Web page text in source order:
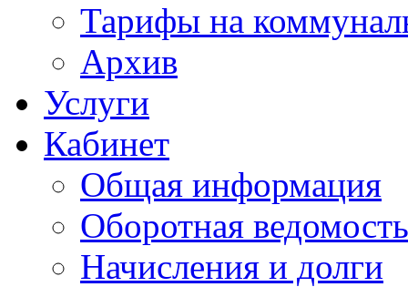
Тарифы на
Архив
Услуги
Кабинет
Общая информация
Оборотная ведомость
Начисления и долги